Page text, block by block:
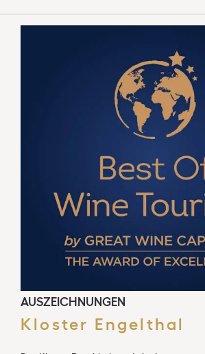
AUSZEICHNUNGEN
Kloster Engelthal